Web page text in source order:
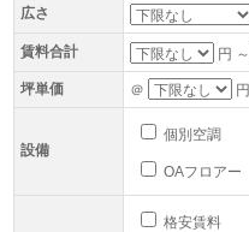
広さ
賃料合計 円 ～
坪単価 ＠
設備
個別空調
OAフロアー
格安賃料